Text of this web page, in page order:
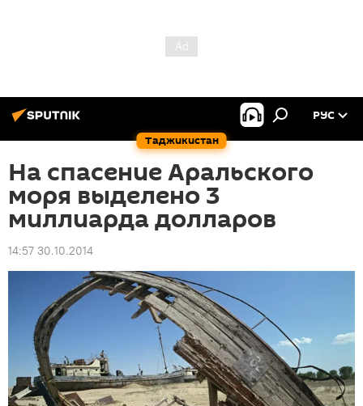
Таджикистан
РУС
На спасение Аральского
моря выделено 3
миллиарда долларов
14:57 30.10.2014